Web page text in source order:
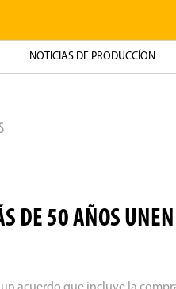
NOTICIAS DE PRODUCCÍON
DE 50 AÑOS